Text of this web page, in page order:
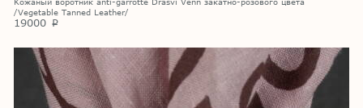
/Vegetable Tanned Leather/
19000 p